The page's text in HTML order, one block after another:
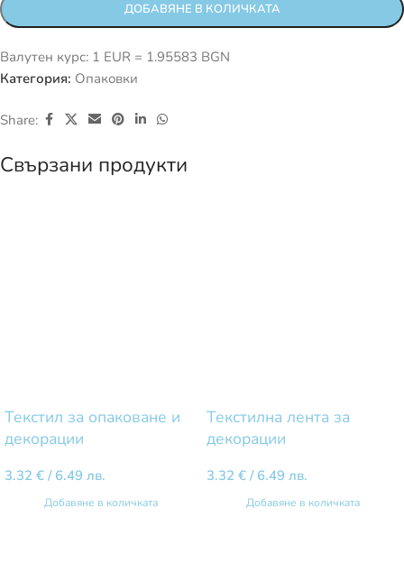
ДОБАВЯНЕ В КОЛИЧКАТА
Валутен курс: 1 EUR = 1.95583 BGN
Категория: Опаковки
Share:
Свързани продукти
Текстил за опаковане и
декорации
3.32 € / 6.49 лв.
Добавяне в количката
Текстилна лента за
декорации
3.32 € / 6.49 лв.
Добавяне в количката